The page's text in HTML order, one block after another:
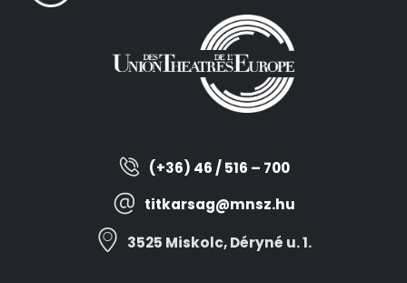
(+36) 46 / 516 – 700
titkarsag@mnsz.hu
3525 Miskolc, Déryné u. 1.